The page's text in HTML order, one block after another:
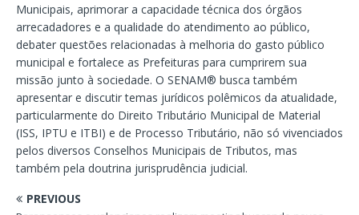
Municipais, aprimorar a capacidade técnica dos órgãos
arrecadadores e a qualidade do atendimento ao público,
debater questões relacionadas à melhoria do gasto público
municipal e fortalece as Prefeituras para cumprirem sua
missão junto à sociedade. O SENAM® busca também
apresentar e discutir temas jurídicos polêmicos da atualidade,
particularmente do Direito Tributário Municipal de Material
(ISS, IPTU e ITBI) e de Processo Tributário, não só vivenciados
pelos diversos Conselhos Municipais de Tributos, mas
também pela doutrina jurisprudência judicial.
PREVIOUS